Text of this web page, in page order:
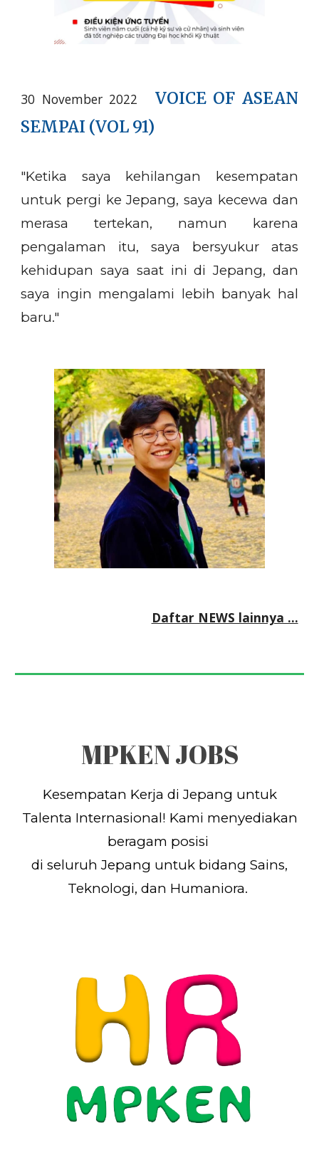
30 November 2022
VOICE OF ASEAN
SEMPAI (VOL 91)
"Ketika saya kehilangan kesempatan
untuk pergi ke Jepang, saya kecewa dan
merasa tertekan, namun karena
pengalaman itu, saya bersyukur atas
kehidupan saya saat ini di Jepang, dan
saya ingin mengalami lebih banyak hal
baru."
Daftar NEWS lainnya …
MPKENJOBS
Kesempatan Kerja di Jepang untuk
Talenta Internasional! Kami menyediakan
beragam posisi
di seluruh Jepang untuk bidang Sains,
Teknologi, dan Humaniora.